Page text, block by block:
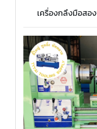
เครื่องกลึงมือสอ